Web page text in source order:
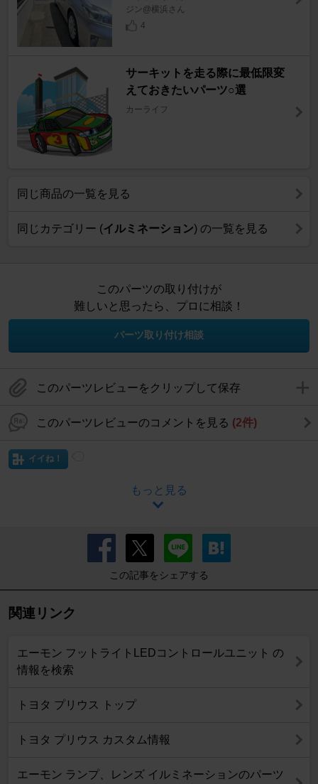
ジン@横浜さん
4
サーキットを走る際に最低限変
えておきたいパーツ○選
カーライフ
同じ商品の一覧を見る
同じカテゴリー (イルミネーション) の一覧を見る
このパーツの取り付けが
難しいと思ったら、プロに相談！
パーツ取り付け相談
このパーツレビューをクリップして保存
このパーツレビューのコメントを見る (2件)
イイね！
もっと見る
この記事をシェアする
関連リンク
エーモン フットライトLEDコントロールユニット の
情報を検索
トヨタ プリウス トップ
トヨタ プリウス カスタム情報
エーモン ランプ、レンズ イルミネーションのパーツ